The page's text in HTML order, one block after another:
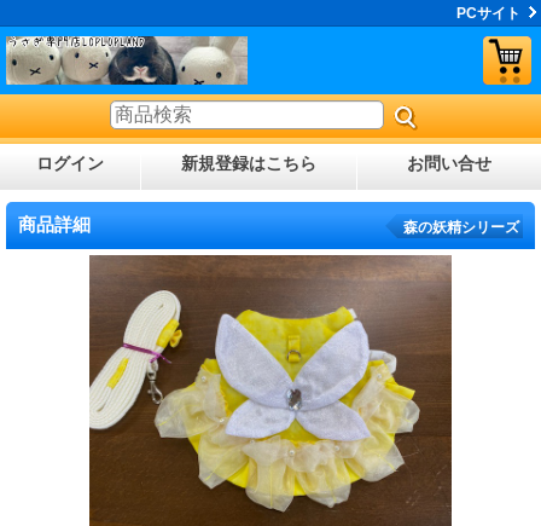
PCサイト
ログイン 新規登録はこちら お問い合せ
商品詳細 森の妖精シリーズ